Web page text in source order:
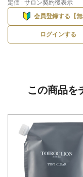
定価 : サロン契約後表示
会員登録する【無
ログインする
この商品を